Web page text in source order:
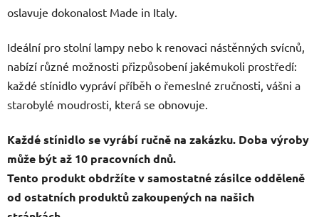
oslavuje dokonalost Made in Italy.
Ideální pro stolní lampy nebo k renovaci nástěnných svícnů,
nabízí různé možnosti přizpůsobení jakémukoli prostředí:
každé stínidlo vypráví příběh o řemeslné zručnosti, vášni a
starobylé moudrosti, která se obnovuje.
Každé stínidlo se vyrábí ručně na zakázku. Doba výroby
může být až 10 pracovních dnů.
Tento produkt obdržíte v samostatné zásilce odděleně
od ostatních produktů zakoupených na našich